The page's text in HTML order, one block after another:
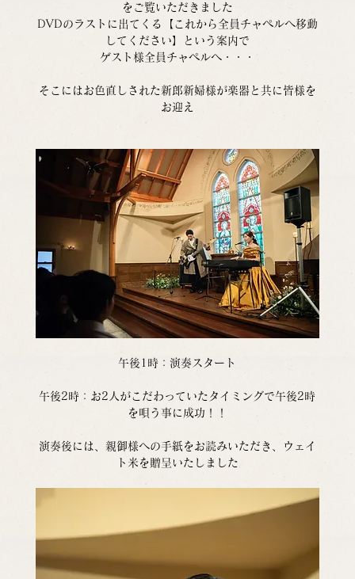
をご覧いただきました
DVDのラストに出てくる【これから全員チャペルへ移動
してください】という案内で
ゲスト様全員チャペルへ・・・
そこにはお色直しされた新郎新婦様が楽器と共に皆様を
お迎え
午後1時：演奏スタート
午後2時：お2人がこだわっていたタイミングで午後2時
を唄う事に成功！！
演奏後には、親御様への手紙をお読みいただき、ウェイ
ト米を贈呈いたしました